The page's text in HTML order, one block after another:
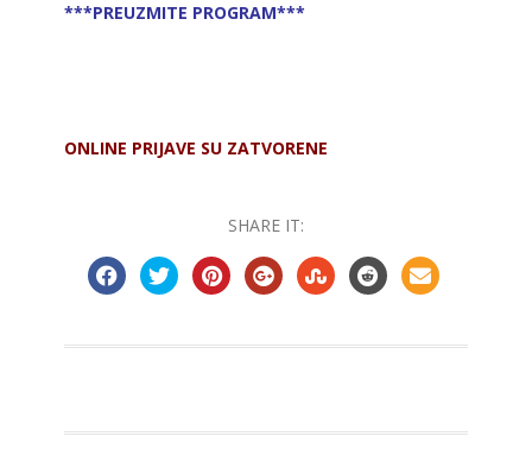
***PREUZMITE PROGRAM***
ONLINE PRIJAVE SU ZATVORENE
SHARE IT: